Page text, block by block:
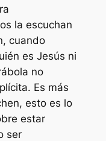
la escuchan
cuando
es Jesús ni
no
Es más
esto es lo
estar
ser